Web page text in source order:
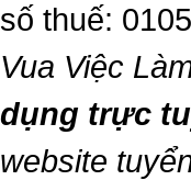
số thuế:
Vua Việc
dụng trực
website